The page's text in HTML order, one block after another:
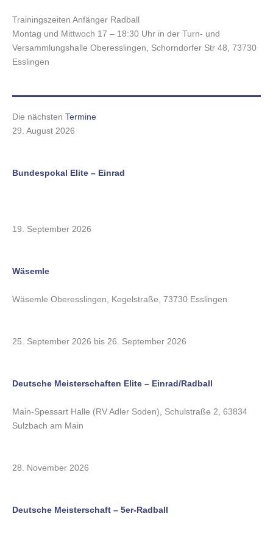
Trainingszeiten Anfänger Radball
Montag und Mittwoch 17 – 18:30 Uhr in der Turn- und
Versammlungshalle Oberesslingen, Schorndorfer Str 48, 73730
Esslingen
Die nächsten Termine
29. August 2026
Bundespokal Elite – Einrad
19. September 2026
Wäsemle
Wäsemle Oberesslingen, Kegelstraße, 73730 Esslingen
25. September 2026 bis 26. September 2026
Deutsche Meisterschaften Elite – Einrad/Radball
Main-Spessart Halle (RV Adler Soden), Schulstraße 2, 63834
Sulzbach am Main
28. November 2026
Deutsche Meisterschaft – 5er-Radball